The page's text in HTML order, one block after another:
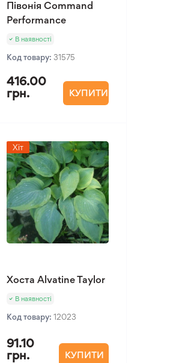
Півонія Command
Performance
В наявності
Код товару: 31575
416.00
грн.
КУПИТИ
Хіт
Хоста Alvatine Taylor
В наявності
Код товару: 12023
91.10
грн.
КУПИТИ